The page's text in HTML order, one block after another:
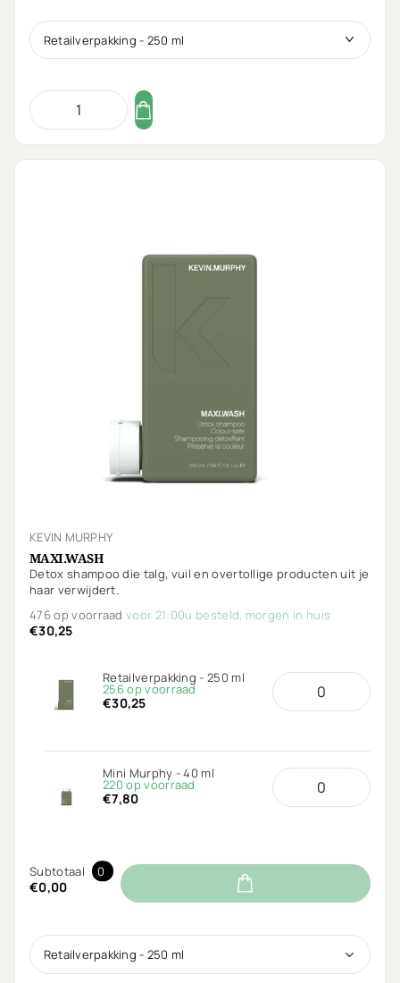
KEVIN MURPHY
MAXI.WASH
Detox shampoo die talg, vuil en overtollige producten uit je
haar verwijdert.
476 op voorraadvoor 21:00u besteld, morgen in huis
€30,25
Retailverpakking - 250 ml
256 op voorraad
€30,25
Mini Murphy - 40 ml
220 op voorraad
€7,80
Subtotaal 0
€0,00